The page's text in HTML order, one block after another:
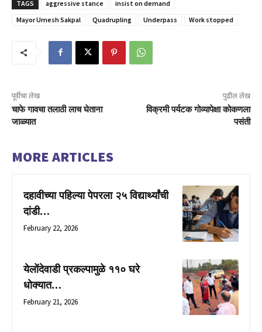
TAGS aggressive stance
insist on demand
Mayor Umesh Sakpal
Quadrupling Underpass Work stopped
पूर्वीचा लेख
चाफे गावचा तलाठी लाच घेताना
जाळ्यात
पुढील लेख
विक्रमी पर्यटक गोव्यापेक्षा कोकणला
पसंती
MORE ARTICLES
दहावीच्या पहिल्या पेपरला २५ विद्यार्थ्यांची
दांडी…
February 22, 2026
येलोंदेवाडी प्रकल्पामुळे ११० घरे
धोक्यात…
February 21, 2026